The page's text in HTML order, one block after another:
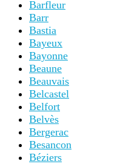
Barfleur
Barr
Bastia
Bayeux
Bayonne
Beaune
Beauvais
Belcastel
Belfort
Belvès
Bergerac
Besancon
Béziers